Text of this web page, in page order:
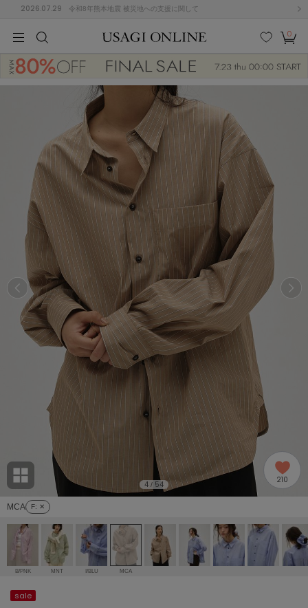
2026.07.29 令和8年熊本地震 被災地への支援に関して
に入
ト
0
(674)
ス/ドレス (1134)
ームウェア (534)
(121)
ョン雑貨 (850)
/ランジェリー (127)
ェア (119)
(124)
D F G
K L M N
Q R S T
X Z
その
他
ACYM
アシーム
adidas
アディダス
adidas by Stella McCartney
アディダス バイ ステラマッカートニー
ALLISON BROWN
アリソンブラウン
Ame no chi Hare
アメノチハレ
AMOMMA
アモマ
ánuans
アニュアンス
ànuke
アンヌーク
MCA F: ✕
4 / 54 210
B/PNK MNT I/BLU MCA
sale